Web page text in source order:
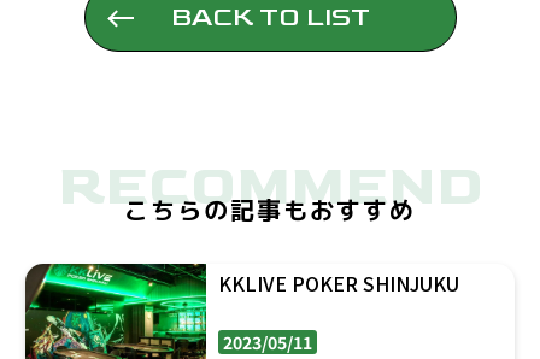
BACK TO LIST
RECOMMEND
こちらの記事もおすすめ
KKLIVE POKER SHINJUKU
2023/05/11